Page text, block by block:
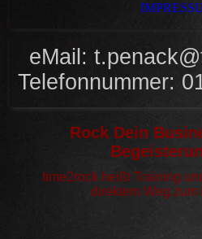
eMail:
Telefonnummer:
Rock Dein
time2rock heißt Training
direktem Weg zum